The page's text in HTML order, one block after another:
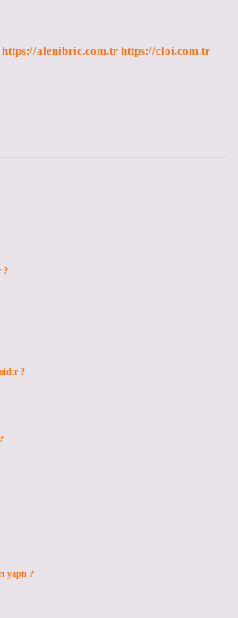
https://alenibric.com.tr https://cloi.com.tr
?
?
yaptı ?